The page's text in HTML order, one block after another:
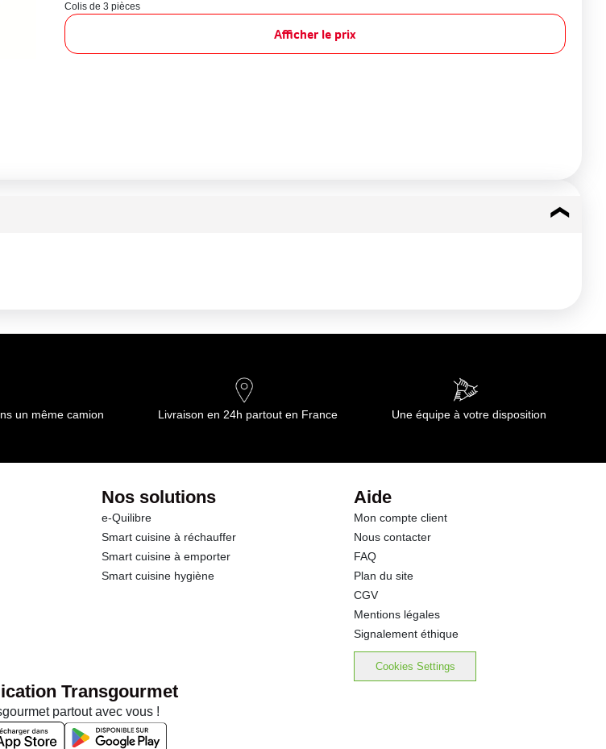
Colis de 3 pièces
Afficher le prix
un même camion Livraison en 24h partout en France Une équipe à votre disposition
Nos solutions
e-Quilibre
Smart cuisine à réchauffer
Smart cuisine à emporter
Smart cuisine hygiène
Aide
Mon compte client
Nous contacter
FAQ
Plan du site
CGV
Mentions légales
Signalement éthique
Cookies Settings
Transgourmet
partout avec vous !